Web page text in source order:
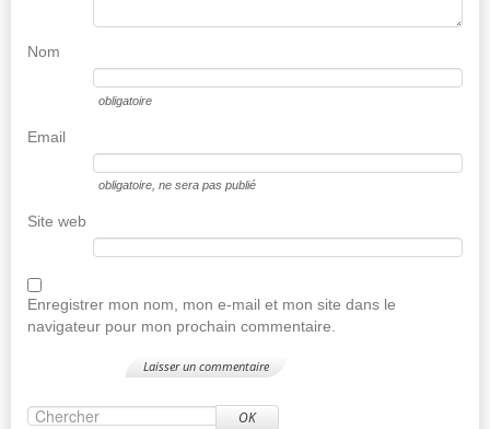
Nom
obligatoire
Email
obligatoire , ne sera pas publié
Site web
Enregistrer mon nom, mon e-mail et mon site dans le
navigateur pour mon prochain commentaire.
OK